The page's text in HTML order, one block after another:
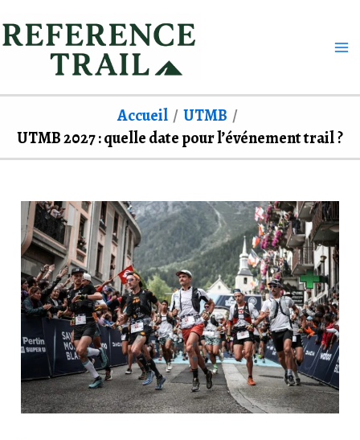
au
Accueil
UTMB
UTMB 2027 : quelle date pour l’événement trail ?